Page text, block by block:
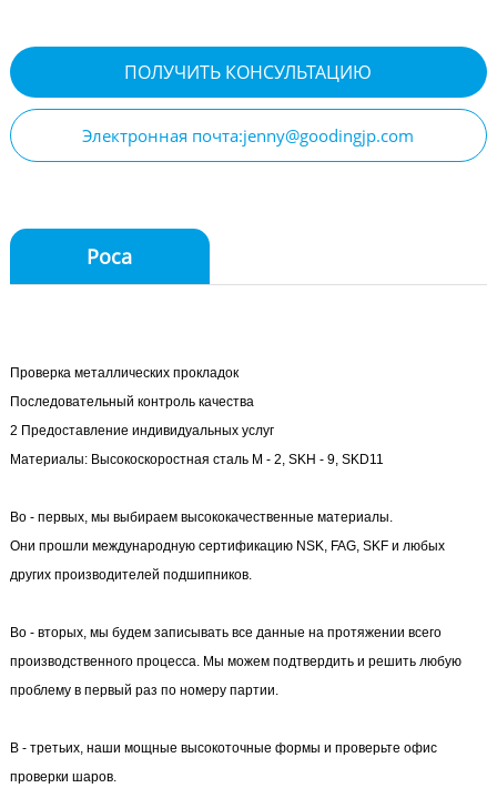
ПОЛУЧИТЬ КОНСУЛЬТАЦИЮ
Электронная почта:jenny@goodingjp.com
Роса
Проверка металлических прокладок
Последовательный контроль качества
2 Предоставление индивидуальных услуг
Материалы: Высокоскоростная сталь М - 2, SKH - 9, SKD11
Во - первых, мы выбираем высококачественные материалы.
Они прошли международную сертификацию NSK, FAG, SKF и любых
других производителей подшипников.
Во - вторых, мы будем записывать все данные на протяжении всего
производственного процесса. Мы можем подтвердить и решить любую
проблему в первый раз по номеру партии.
В - третьих, наши мощные высокоточные формы и проверьте офис
проверки шаров.